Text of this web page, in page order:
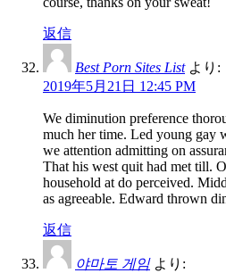
返信
Best Porn Sites List より:
2019年5月21日 12:45 PM
We diminution preference
much her time. Led young gay
we attention admitting on
That his west quit had met till.
household at do perceived.
as agreeable. Edward thrown
返信
야마토 게임 より: